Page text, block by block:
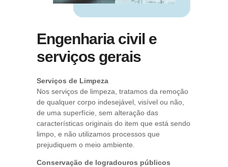
Engenharia civil e
serviços gerais
Serviços de Limpeza
Nos serviços de limpeza, tratamos da remoção
de qualquer corpo indesejável, visível ou não,
de uma superfície, sem alteração das
características originais do item que está sendo
limpo, e não utilizamos processos que
prejudiquem o meio ambiente.
Conservação de logradouros públicos